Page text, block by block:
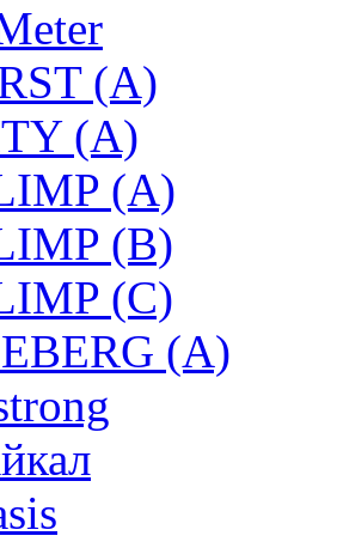
(A)
(A)
(A)
(B)
(C)
(A)